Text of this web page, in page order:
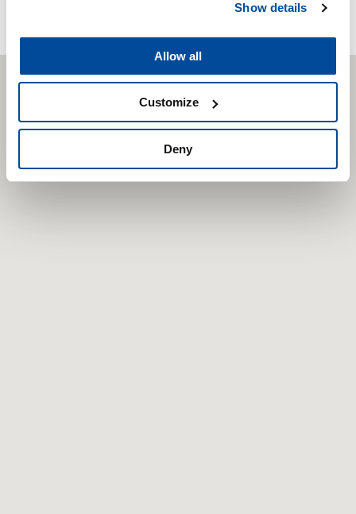
Show details
Allow all
Customize
Deny
CARTEC
WORLD